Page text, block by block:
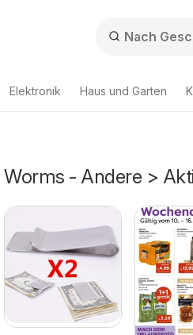
Elektronik Haus und Garten
Worms - Andere >